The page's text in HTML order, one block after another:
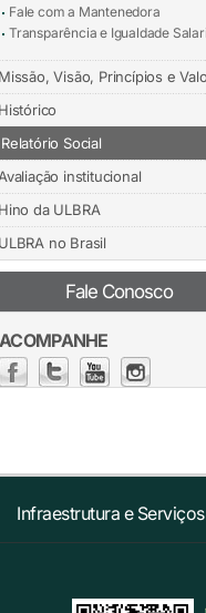
Fale com a Mantenedora
Transparência e Igualdade
Missão, Visão, Princípios e
Histórico
Relatório Social
Avaliação institucional
Hino da ULBRA
ULBRA no Brasil
Fale Conosco
ACOMPANHE
Infraestrutura e Serviços